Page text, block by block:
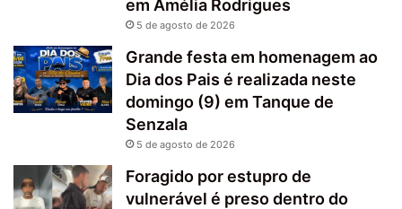
em Amélia Rodrigues
5 de agosto de 2026
Grande festa em homenagem ao
Dia dos Pais é realizada neste
domingo (9) em Tanque de
Senzala
5 de agosto de 2026
Foragido por estupro de
vulnerável é preso dentro do